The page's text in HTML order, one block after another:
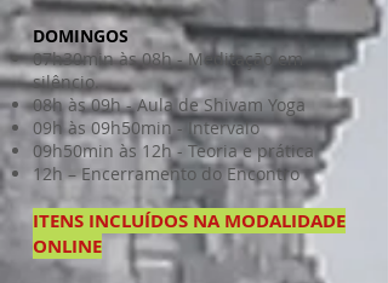
DOMINGOS
07h30min às 08h - Meditação em
silêncio.
08h às 09h - Aula de Shivam Yoga
09h às 09h50min - Intervalo
09h50min às 12h - Teoria e prática
12h – Encerramento do Encontro
ITENS INCLUÍDOS NA MODALIDADE
ONLINE